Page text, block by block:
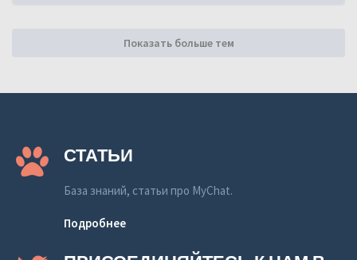
Показать больше тем
СТАТЬИ
База знаний, статьи про MyChat.
Подробнее